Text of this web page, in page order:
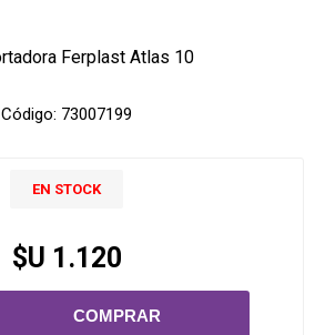
Ferplast Atlas 10
Código: 73007199
EN STOCK
$U 1.120